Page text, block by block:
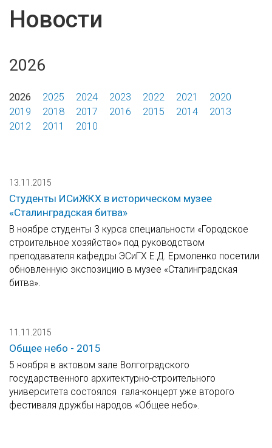
Новости
2026
2026 2025 2024 2023 2022 2021
2020
2019
2018 2017 2016 2015 2014
2013
2012
2011 2010
13.11.2015
Студенты ИСиЖКХ в историческом музее
«Сталинградская битва»
В ноябре студенты 3 курса специальности «Городское
строительное хозяйство» под руководством
преподавателя кафедры ЭСиГХ Е.Д. Ермоленко посетили
обновленную экспозицию в музее «Сталинградская
битва».
11.11.2015
Общее небо - 2015
5 ноября в актовом зале Волгоградского
государственного архитектурно-строительного
университета состоялся гала-концерт уже второго
фестиваля дружбы народов «Общее небо».